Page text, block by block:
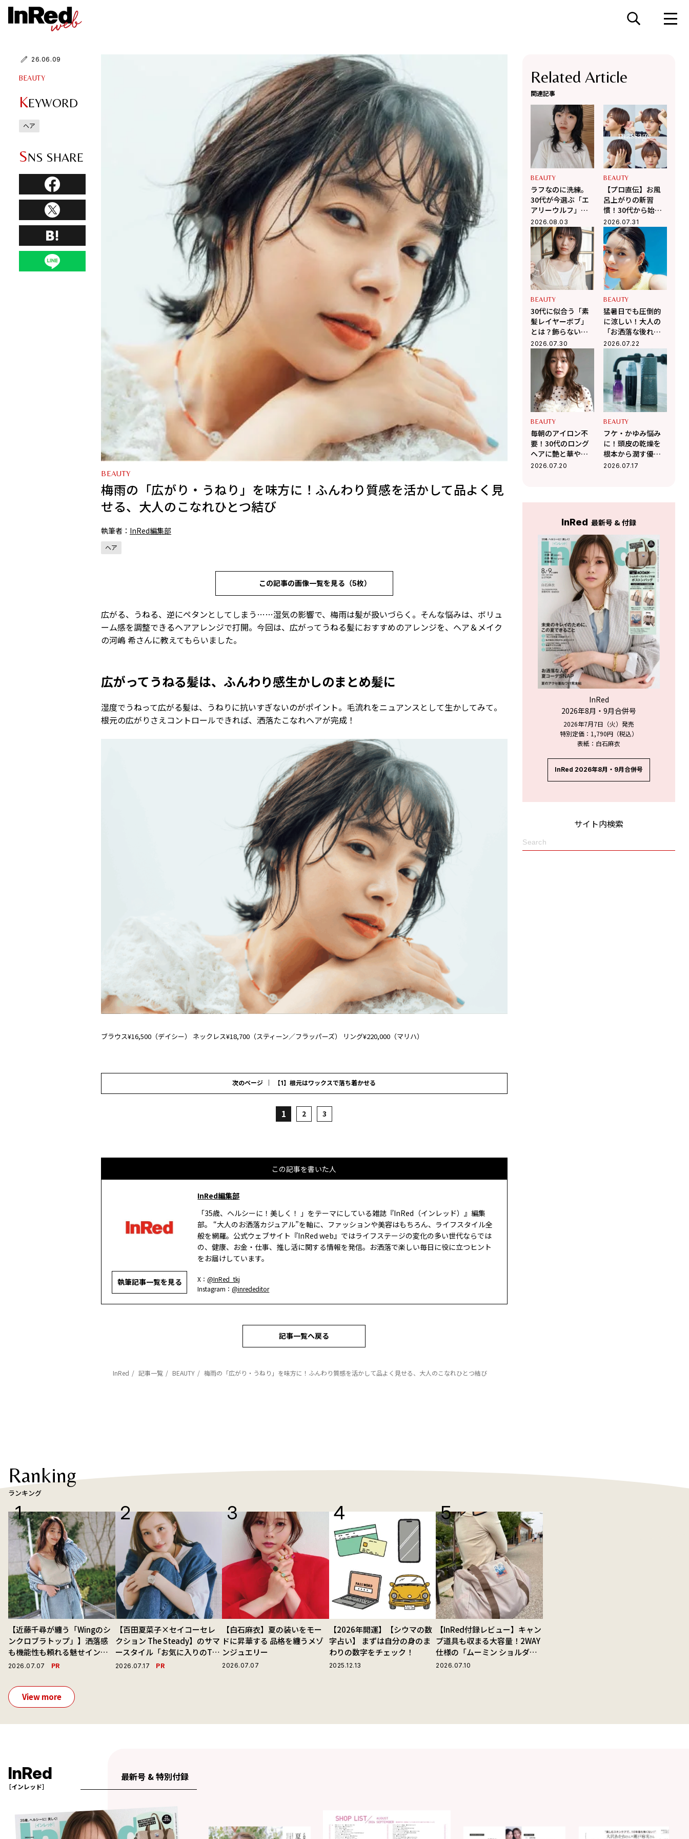
BEAUTY
梅雨の「広がり・うねり」を味方に！ふんわり質感を活かして品よく見
せる、大人のこなれひとつ結び
執筆者： InRed編集部
ヘア
この記事の画像一覧を見る（5枚）
広がる、うねる、逆にペタンとしてしまう……湿気の影響で、梅雨は髪が扱いづらく。そんな悩みは、ボリュ
ーム感を調整できるヘアアレンジで打開。今回は、広がってうねる髪におすすめのアレンジを、ヘア＆メイク
の河嶋 希さんに教えてもらいました。
広がってうねる髪は、ふんわり感生かしのまとめ髪に
湿度でうねって広がる髪は、うねりに抗いすぎないのがポイント。毛流れをニュアンスとして生かしてみて。
根元の広がりさえコントロールできれば、洒落たこなれヘアが完成！
ブラウス¥16,500（デイシー） ネックレス¥18,700（スティーン／フラッパーズ） リング¥220,000（マリハ）
次のページ 【1】根元はワックスで落ち着かせる
1 2 3
この記事を書いた人
執筆記事一覧を見る
InRed編集部
「35歳、ヘルシーに！美しく！ 」をテーマにしている雑誌『InRed（インレッド）』編集
部。 “大人のお洒落カジュアル”を軸に、ファッションや美容はもちろん、ライフスタイル全
般を網羅。公式ウェブサイト『InRed web』ではライフステージの変化の多い世代ならでは
の、健康、お金・仕事、推し活に関する情報を発信。お洒落で楽しい毎日に役に立つヒント
をお届けしています。
X：@InRed_tkj
Instagram：@inrededitor
記事一覧へ戻る
InRed 記事一覧 BEAUTY 梅雨の「広がり・うねり」を味方に！ふんわり質感を活かして品よく見せる、大人のこなれひとつ結び
26.06.09
BEAUTY
KEYWORD
ヘア
SNS SHARE
Related Article
関連記事
BEAUTY
ラフなのに洗練。
30代が今選ぶ「エ
アリーウルフ」で
叶える、力の抜け
たレイヤースタイ
ル
2026.08.03
BEAUTY
【プロ直伝】お風
呂上がりの新習
慣！30代から始め
る「セルフ頭皮マ
ッサージ」で顔ま
わりスッキリ、た
るみ・抜け毛を徹
底ケア
2026.07.31
BEAUTY
30代に似合う「素
髪レイヤーボブ」
とは？飾らないの
に一気にお洒落見
えする大人ヘア
2026.07.30
BEAUTY
猛暑日でも圧倒的
に涼しい！大人の
「お洒落な後れ
毛」で魅せるまと
め髪の作り方
2026.07.22
BEAUTY
毎朝のアイロン不
要！30代のロング
ヘアに艶と華やか
さを出す「コテ巻
2026.07.20
BEAUTY
フケ・かゆみ悩み
に！頭皮の乾燥を
根本から潤す優秀
「頭皮の保湿美容
2026.07.17
InRed 最新号 & 付録
InRed
2026年8月・9月合併号
2026年7月7日（火）発売
特別定価：1,790円（税込）
表紙：白石麻衣
InRed 2026年8月・9月合併号
サイト内検索
Ranking
ランキング
【近藤千尋が纏う「Wingのシ
ンクロブラトップ」】洒落感
も機能性も頼れる魅せインナ
ーで毎日を心地よくアプデ！
2026.07.07 PR
【百田夏菜子×セイコーセレ
クション The Steady】のサマ
ースタイル「お気に入りのTシ
ャツと最高の時計と。」
2026.07.17 PR
【白石麻衣】夏の装いをモー
ドに昇華する 品格を纏うメゾ
ンジュエリー
2026.07.07
【2026年開運】【シウマの数
字占い】 まずは自分の身のま
わりの数字をチェック！
2025.12.13
【InRed付録レビュー】キャン
プ道具も収まる大容量！2WAY
仕様の「ムーミン ショルダー
ストラップ付きボストンバッ
2026.07.10
View more
InRed
［インレッド］
最新号 & 特別付録